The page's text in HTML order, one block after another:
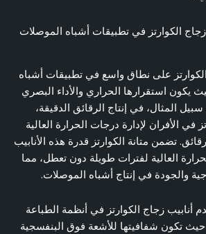
الكوارتز في تطبيقات أشباه الموصلات
على نطاق واسع في تطبيقات أشباه
يكون استقرارها الحراري والأداء البصري
سبيل المثال، في إنتاج الرقائق الدقيقة،
في الأفران لإدارة درجات الحرارة العالية
تضمن متانة الكوارتز قدرة هذه الأنابيب
العالية لفترات طويلة دون تعطل، مما
والجودة في إنتاج أشباه الموصلات.
أنابيب زجاج الكوارتز في أنظمة الطباعة
حيث تكون شفافيتها للأشعة فوق البنفسجية